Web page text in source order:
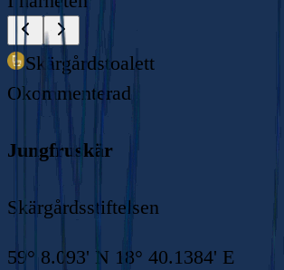
Skärgårdstoalett
Okommenterad
Jungfruskär
Skärgårdsstiftelsen
59° 8.093' N 18° 40.1384' E